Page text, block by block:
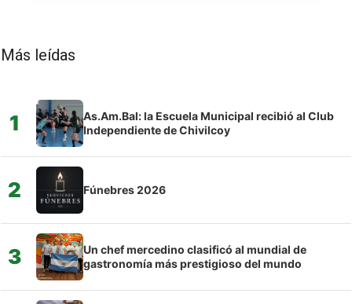
Más leídas
1
As.Am.Bal: la Escuela Municipal recibió al Club
Independiente de Chivilcoy
2 Fúnebres 2026
3
Un chef mercedino clasificó al mundial de
gastronomía más prestigioso del mundo